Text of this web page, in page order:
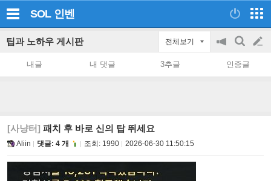
SOL 인벤
팁과 노하우 게시판 전체보기
공
on/off
검
색
글
쓰
내글 내 댓글 3추글 인증글
[사냥터] 패치 후 바로 신의 탑 뛰세요
Aliin 댓글: 4 개 조회: 1990 2026-06-30 11:50:15